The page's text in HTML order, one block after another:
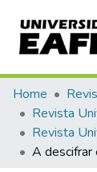
Communities
All of DSpace
Statistics
Home
Revista